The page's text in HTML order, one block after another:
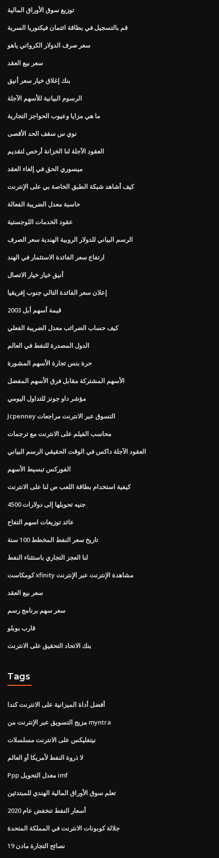
توزيع سوق الأوراق المالية
قم بالتسجيل في بطاقة ائتمان فيكتوريا السرية
سعر صرف الدولار الكرواتي ياهو
سعر بيع العقد
بنك إغلاق خيار سعر أنيق
الرسوم البيانية للأسهم الآجلة
ما هي مزايا وعيوب الحواجز التجارية
نوي س سقف الحد الأقصى
العقود الآجلة لنا الخزانة أرخص لتقديم
ميسوري الحق في إلغاء العقد
كيف أشاهد شبكة الطبق الخاصة بي على الإنترنت
حاسبة معدل الضريبة الفعالة
عقود الخدمات اللوجستية
الرسم البياني للدولار الروبية الهندية سعر الصرف
ارتفاع سعر الفائدة الاستثمار في الهند
أنيق خيار خيار الاتصال
إعلان سعر الفائدة التالي جنوب إفريقيا
قيمة أسهم أبل 2003
كيف حساب الضرائب معدل الضريبة الفعلي
الدول المصدرة للنفط في العالم
حرة بنس تجارة الأسهم المشورة
الأسهم المشتركة مقابل فرق الأسهم المفضل
مؤشر داو جونز للتداول اليومي
Jcpenney التسوق عبر الانترنت مراجعات
محاسب الفيلم على الانترنت مع ترجمات
العقود الآجلة داكس في الوقت الحقيقي الرسم البياني
الفوركس تبسيط الأسهم
كيفية استخدام بطاقة اللعب ص لنا على الانترنت
4500 جنيه تحويلها إلى دولارات
عائد توزيعات اسهم التفاح
تاريخ سعر النفط المخطط 100 سنة
لنا العجز التجاري باستثناء النفط
كومكاست xfinity مشاهدة الإنترنت عبر الإنترنت
سعر بيع العقد
سعر سهم برنامج رسم
قارب بوبلو
بنك الاتحاد التحقيق على الانترنت
Tags
أفضل أداة الميزانية على الانترنت كندا
مزيج التسويق عبر الإنترنت من myntra
نيتفليكس على الانترنت مسلسلات
لا ذروة النفط لأمريكا أو العالم
Ppp معدل التحويل imf
تعلم سوق الأوراق المالية الهندي للمبتدئين
أسعار النفط تنخفض عام 2020
جلالة كوبونات الانترنت في المملكة المتحدة
نصائح التجارة مادن 19